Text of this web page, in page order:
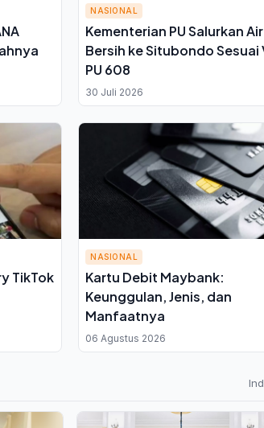
NASIONAL
Kementerian PU Salurkan Air
Bersih ke Situbondo Sesuai
PU 608
30 Juli 2026
TikTok
NASIONAL
Kartu Debit Maybank:
Keunggulan, Jenis, dan
Manfaatnya
06 Agustus 2026